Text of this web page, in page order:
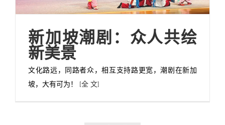
新加坡潮剧：众人共绘
新美景
文化路远，同路者众，相互支持路更宽，潮剧在新加
坡，大有可为！ [全 文]